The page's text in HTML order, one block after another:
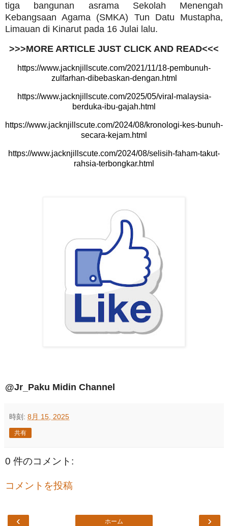
tiga bangunan asrama Sekolah Menengah
Kebangsaan Agama (SMKA) Tun Datu Mustapha,
Limauan di Kinarut pada 16 Julai lalu.
>>>MORE ARTICLE JUST CLICK AND READ<<<
https://www.jacknjillscute.com/2021/11/18-pembunuh-
zulfarhan-dibebaskan-dengan.html
https://www.jacknjillscute.com/2025/05/viral-malaysia-
berduka-ibu-gajah.html
https://www.jacknjillscute.com/2024/08/kronologi-kes-bunuh-
secara-kejam.html
https://www.jacknjillscute.com/2024/08/selisih-faham-takut-
rahsia-terbongkar.html
@Jr_Paku Midin Channel
時刻: 8月 15, 2025
共有
0 件のコメント:
コメントを投稿
‹ ›
ホーム